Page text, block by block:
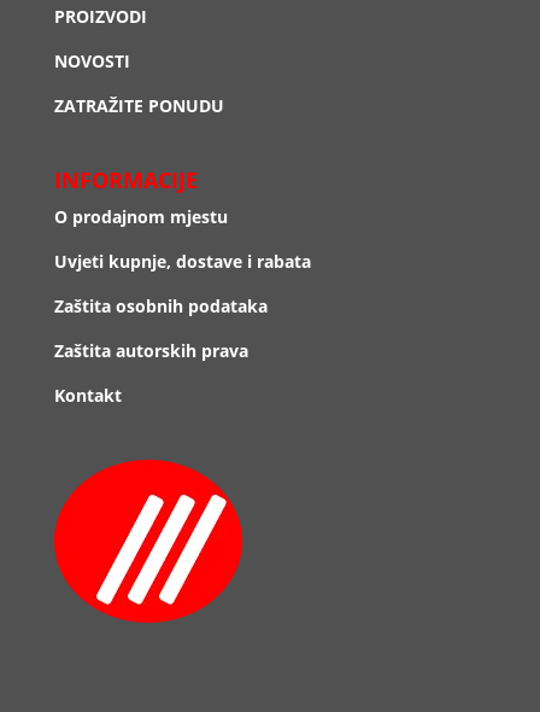
PROIZVODI
NOVOSTI
ZATRAŽITE PONUDU
INFORMACIJE
O prodajnom mjestu
Uvjeti kupnje, dostave i rabata
Zaštita osobnih podataka
Zaštita autorskih prava
Kontakt